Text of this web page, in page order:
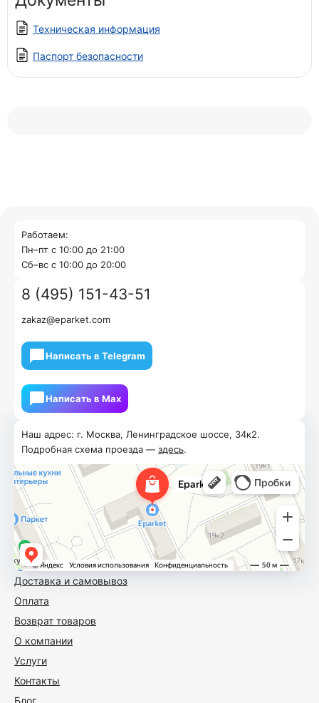
Техническая информация
Паспорт безопасности
Доставка и самовывоз
Оплата
Возврат товаров
О компании
Услуги
Контакты
Блог
Наш адрес: г. Москва, Ленинградское шоссе, 34к2.
Подробная схема проезда — здесь.
Работаем:
Пн–пт с 10:00 до 21:00
Cб–вс с 10:00 до 20:00
8 (495) 151-43-51
zakaz@eparket.com
Написать в Telegram
Написать в Мах